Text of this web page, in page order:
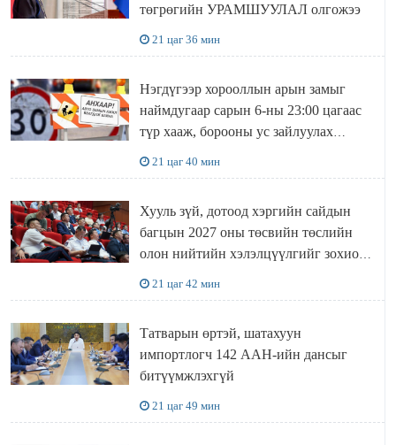
төгрөгийн УРАМШУУЛАЛ олгожээ
21 цаг 36 мин
Нэгдүгээр хорооллын арын замыг
наймдугаар сарын 6-ны 23:00 цагаас
түр хааж, борооны ус зайлуулах
21 цаг 40 мин
Хууль зүй, дотоод хэргийн сайдын
багцын 2027 оны төсвийн төслийн
олон нийтийн хэлэлцүүлгийг зохион
21 цаг 42 мин
Татварын өртэй, шатахуун
импортлогч 142 ААН-ийн дансыг
битүүмжлэхгүй
21 цаг 49 мин